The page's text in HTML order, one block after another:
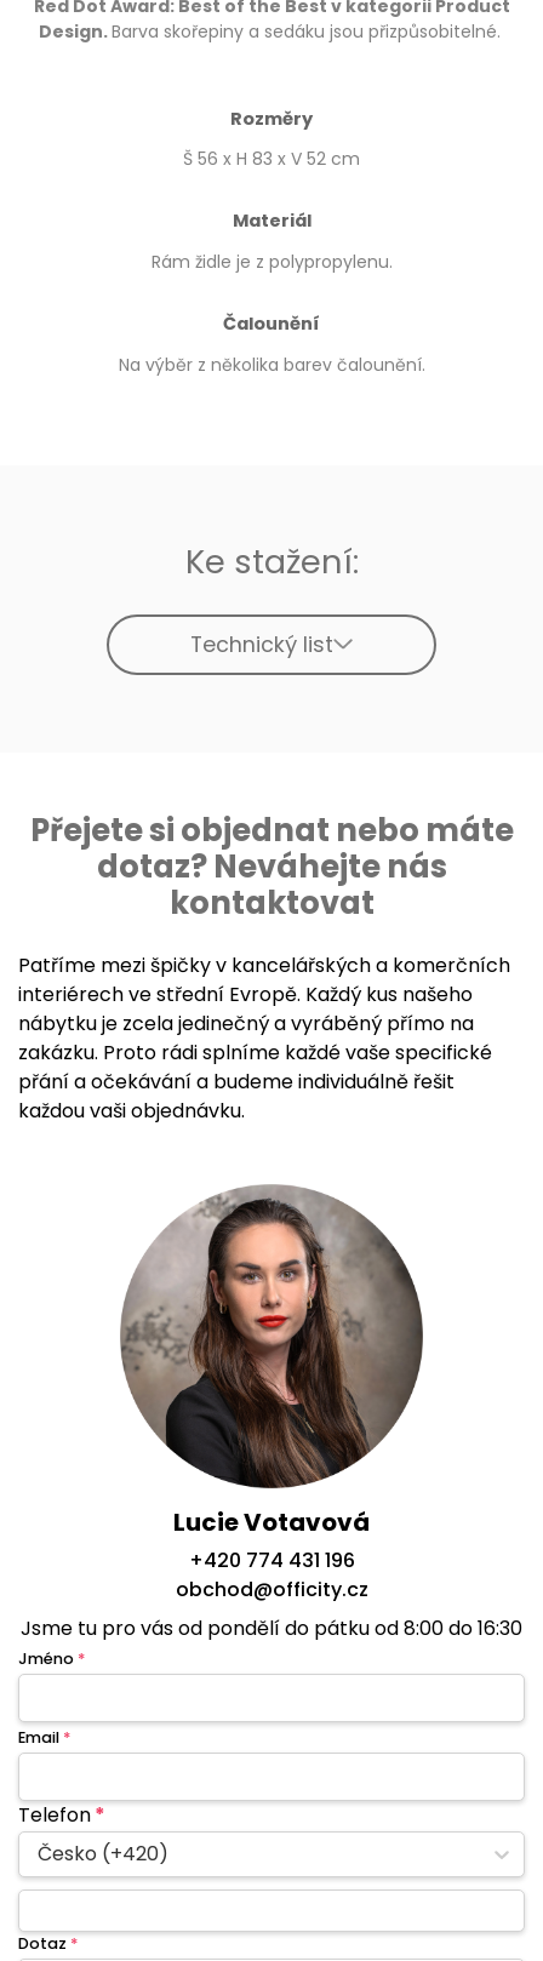
Red Dot Award: Best of the Best v kategorii Product
Design.Barva skořepiny a sedáku jsou přizpůsobitelné.
Rozměry
Š 56 x H 83 x V 52 cm
Materiál
Rám židle je z polypropylenu.
Čalounění
Na výběr z několika barev čalounění.
Ke stažení:
Technický list
Přejete si objednat nebo máte
dotaz? Neváhejte nás
kontaktovat
Patříme mezi špičky v kancelářských a komerčních
interiérech ve střední Evropě. Každý kus našeho
nábytku je zcela jedinečný a vyráběný přímo na
zakázku. Proto rádi splníme každé vaše specifické
přání a očekávání a budeme individuálně řešit
každou vaši objednávku.
Lucie Votavová
+420 774 431 196
obchod@officity.cz
Jsme tu pro vás od pondělí do pátku od 8:00 do 16:30
Jméno *
Email *
Telefon*
Česko (+420)
Dotaz *